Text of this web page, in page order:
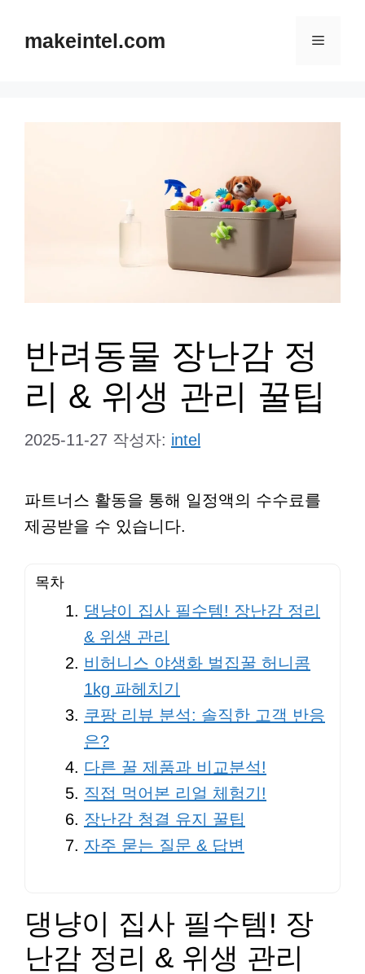
makeintel.com 메
반려동물 장난감 정
리 & 위생 관리 꿀팁
2025-11-27 작성자: intel
파트너스 활동을 통해 일정액의 수수료를
제공받을 수 있습니다.
목차
댕냥이 집사 필수템! 장난감 정리
& 위생 관리
비허니스 야생화 벌집꿀 허니콤
1kg 파헤치기
쿠팡 리뷰 분석: 솔직한 고객 반응
은?
다른 꿀 제품과 비교분석!
직접 먹어본 리얼 체험기!
장난감 청결 유지 꿀팁
자주 묻는 질문 & 답변
댕냥이 집사 필수템! 장
난감 정리 & 위생 관리